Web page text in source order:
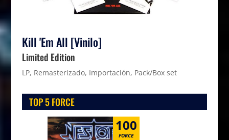
Kill 'Em All [Vinilo]
Limited Edition
LP, Remasterizado, Importación, Pack/Box set
TOP 5 FORCE
100
FORCE